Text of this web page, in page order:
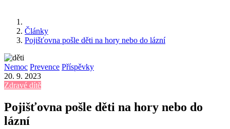
Články
Pojišťovna pošle děti na hory nebo do lázní
Nemoc Prevence Příspěvky
20. 9. 2023
Zdravé dítě
Pojišťovna pošle děti na hory nebo do
lázní